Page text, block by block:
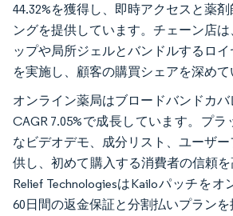
44.32%を獲得し、即時アクセスと薬
ングを提供しています。チェーン店
ップや局所ジェルとバンドルするロ
を実施し、顧客の購買シェアを深めて
オンライン薬局はブロードバンドカ
CAGR 7.05%で成長しています。プ
なビデオデモ、成分リスト、ユーザ
供し、初めて購入する消費者の信頼
Relief TechnologiesはKailoパッチをオ
60日間の返金保証と分割払いプラン